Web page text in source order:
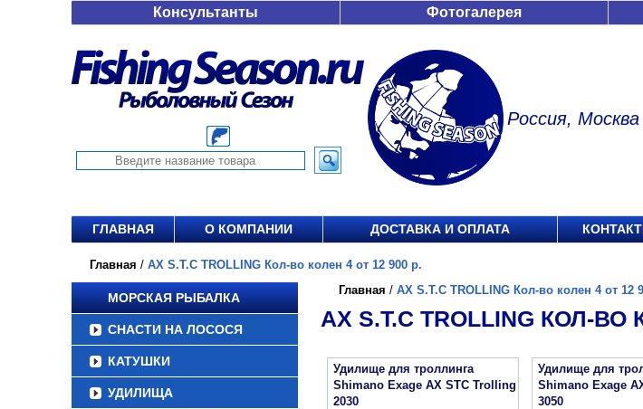
Консультанты Фотогалерея
Россия, Москва
ГЛАВНАЯ О КОМПАНИИ ДОСТАВКА И ОПЛАТА
Главная / AX S.T.C TROLLING Кол-во колен 4 от 12 900 р.
МОРСКАЯ РЫБАЛКА
СНАСТИ НА ЛОСОСЯ
КАТУШКИ
УДИЛИЩА
Главная / AX S.T.C TROLLING Кол-во колен 4 от 12
AX S.T.C TROLLING КОЛ-ВО
Удилище для троллинга
Shimano Exage AX STC Trolling
2030
Удилище для
Shimano Exage
3050